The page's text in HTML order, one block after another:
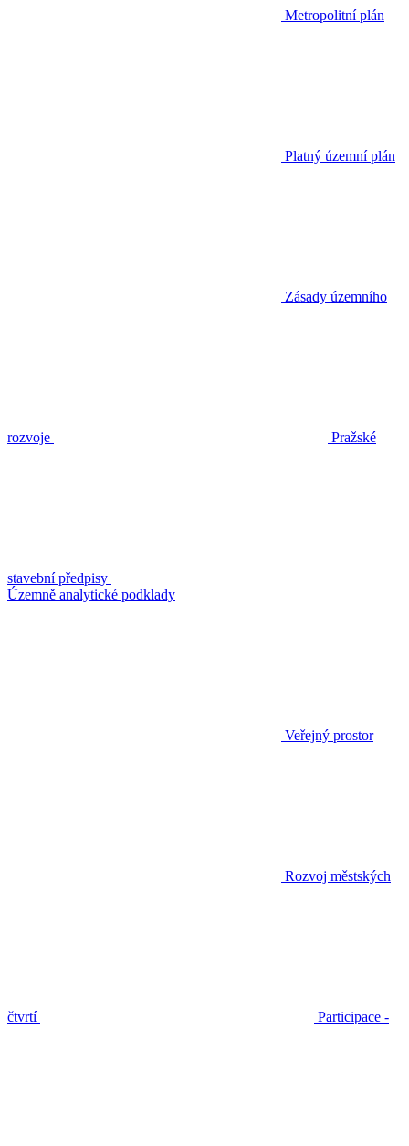
Metropolitní plán
Platný územní plán
Zásady územního
rozvoje Pražské
stavební předpisy
Územně analytické podklady
Veřejný prostor
Rozvoj městských
čtvrtí Participace -